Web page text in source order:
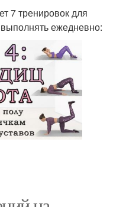
7 тренировок для
ежедневно: